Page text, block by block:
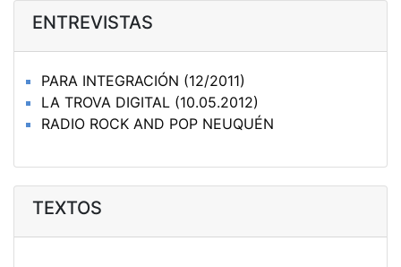
ENTREVISTAS
PARA INTEGRACIÓN (12/2011)
LA TROVA DIGITAL (10.05.2012)
RADIO ROCK AND POP NEUQUÉN
TEXTOS